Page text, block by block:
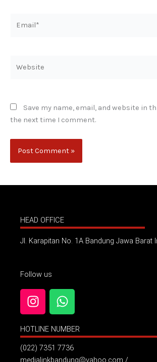
Save my name, email, and website in
the next time I comment.
HEAD OFFICE
Jl. Karapitan No. 1A Bandung Jawa Barat
Follow us
I
n
t
a
g
W
h
t
s
a
HOTLINE NUMBER
(022) 7351 7736
medialinkbandung@yahoo.com /